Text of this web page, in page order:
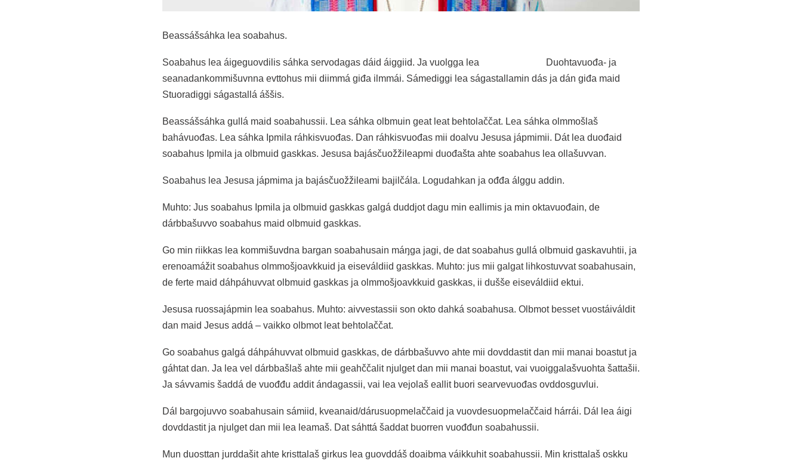
Beassášsáhka lea soabahus.
Soabahus lea áigeguovdilis sáhka servodagas dáid áiggiid. Ja vuolgga lea
Duohtavuođa- ja
seanadankommišuvnna evttohus mii diimmá giđa ilmmái. Sámediggi lea ságastallamin dás ja dán giđa maid
Stuoradiggi ságastallá áššis.
Beassášsáhka gullá maid soabahussii. Lea sáhka olbmuin geat leat behtolaččat. Lea sáhka olmmošlaš
bahávuođas. Lea sáhka Ipmila ráhkisvuođas. Dan ráhkisvuođas mii doalvu Jesusa jápmimii. Dát lea duođaid
soabahus Ipmila ja olbmuid gaskkas. Jesusa bajásčuožžileapmi duođašta ahte soabahus lea ollašuvvan.
Soabahus lea Jesusa jápmima ja bajásčuožžileami bajilčála. Logudahkan ja ođđa álggu addin.
Muhto: Jus soabahus Ipmila ja olbmuid gaskkas galgá duddjot dagu min eallimis ja min oktavuođain, de
dárbbašuvvo soabahus maid olbmuid gaskkas.
Go min riikkas lea kommišuvdna bargan soabahusain máŋga jagi, de dat soabahus gullá olbmuid gaskavuhtii, ja
erenoamážit soabahus olmmošjoavkkuid ja eiseváldiid gaskkas. Muhto: jus mii galgat lihkostuvvat soabahusain,
de ferte maid dáhpáhuvvat olbmuid gaskkas ja olmmošjoavkkuid gaskkas, ii dušše eiseváldiid ektui.
Jesusa ruossajápmin lea soabahus. Muhto: aivvestassii son okto dahká soabahusa. Olbmot besset vuostáiváldit
dan maid Jesus addá – vaikko olbmot leat behtolaččat.
Go soabahus galgá dáhpáhuvvat olbmuid gaskkas, de dárbbašuvvo ahte mii dovddastit dan mii manai boastut ja
gáhtat dan. Ja lea vel dárbbašlaš ahte mii geahččalit njulget dan mii manai boastut, vai vuoiggalašvuohta šattašii.
Ja sávvamis šaddá de vuođđu addit ándagassii, vai lea vejolaš eallit buori searvevuođas ovddosguvlui.
Dál bargojuvvo soabahusain sámiid, kveanaid/dárusuopmelaččaid ja vuovdesuopmelaččaid hárrái. Dál lea áigi
dovddastit ja njulget dan mii lea leamaš. Dat sáhttá šaddat buorren vuođđun soabahussii.
Mun duosttan jurddašit ahte kristtalaš girkus lea guovddáš doaibma váikkuhit soabahussii. Min kristtalaš oskku